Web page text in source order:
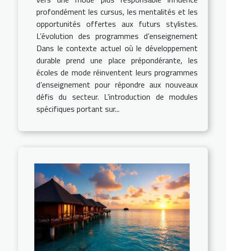
profondément les cursus, les mentalités et les
opportunités offertes aux futurs stylistes.
L’évolution des programmes d’enseignement
Dans le contexte actuel où le développement
durable prend une place prépondérante, les
écoles de mode réinventent leurs programmes
d’enseignement pour répondre aux nouveaux
défis du secteur. L’introduction de modules
spécifiques portant sur...